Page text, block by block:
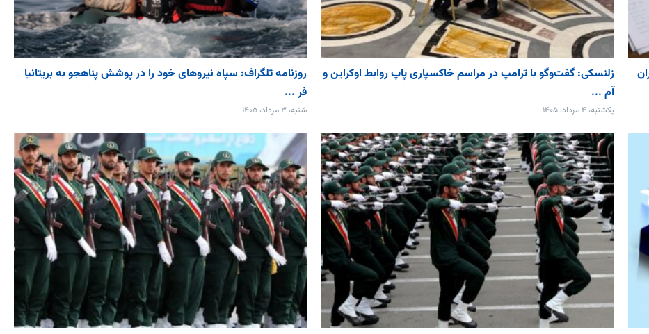
زلنسکی: گفت‌وگو با ترامپ در مراسم خاکسپاری پاپ روابط اوکراین و
آم ...
یکشنبه، ۴ مرداد، ۱۴۰۵
روزنامه تلگراف: سپاه نیروهای خود را در پوشش پناهجو به بریتانیا
فر ...
شنبه، ۳ مرداد، ۱۴۰۵